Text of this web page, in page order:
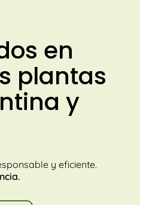
en
plantas
y
y eficiente.